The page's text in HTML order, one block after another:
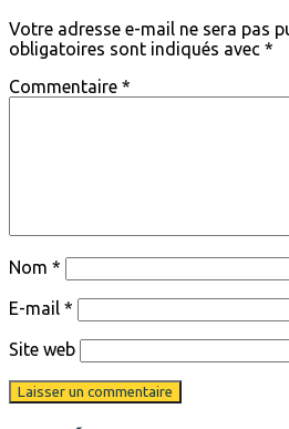
Votre adresse e-mail ne sera pas
obligatoires sont indiqués avec *
Commentaire *
Nom *
E-mail *
Site web